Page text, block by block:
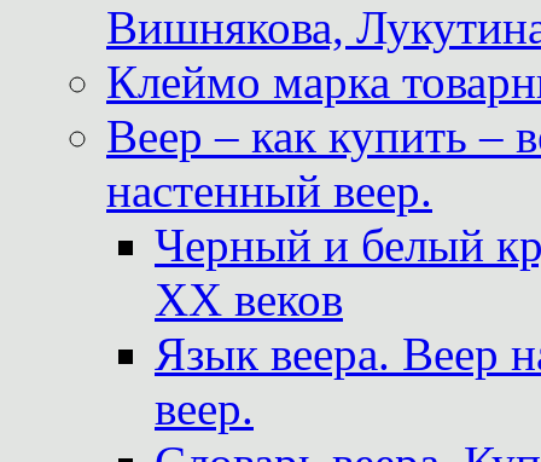
Вишнякова,
Клеймо марка
Веер – как купить –
настенный веер.
Черный и белый
XX веков
Язык веера. Веер
веер.